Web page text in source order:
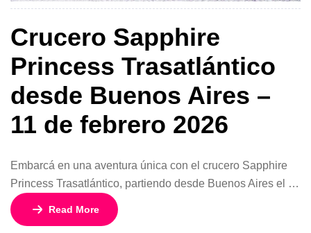
Crucero Sapphire
Princess Trasatlántico
desde Buenos Aires –
11 de febrero 2026
Embarcá en una aventura única con el crucero Sapphire
Princess Trasatlántico, partiendo desde Buenos Aires el 11
de febrero de 2026. Durante 26 días y 25 noches, disfrutá
de un viaje extraordinario cruzando océanos y visitando
Read More